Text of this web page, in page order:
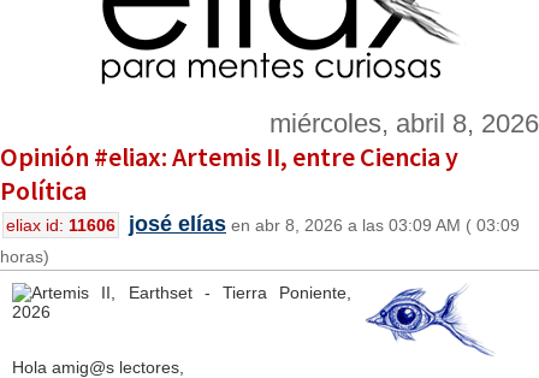
miércoles, abril 8, 2026
Opinión #eliax: Artemis II, entre Ciencia y
Política
eliax id: 11606 josé elías en abr 8, 2026 a las 03:09 AM ( 03:09
horas)
Hola amig@s lectores,